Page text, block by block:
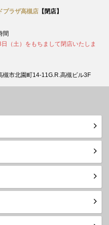
プラザ高槻店 【閉店】
間
（土）をもちまして閉店いたしま
槻市北園町14-11G.R.高槻ビル3F